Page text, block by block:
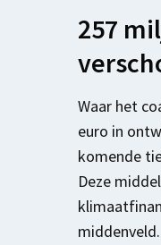
257
Waar het
euro in
komende
Deze